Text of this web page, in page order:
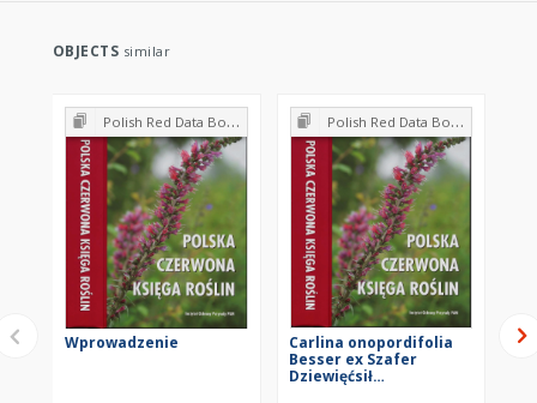
OBJECTS similar
Polish Red Data Book of Plants : Pteridophytes and flowering plants
Wprowadzenie
Polish Red Data Book of Plants : Pteridophytes and flowering plants
Carlina onopordifolia
Besser ex Szafer
Dziewięćsił